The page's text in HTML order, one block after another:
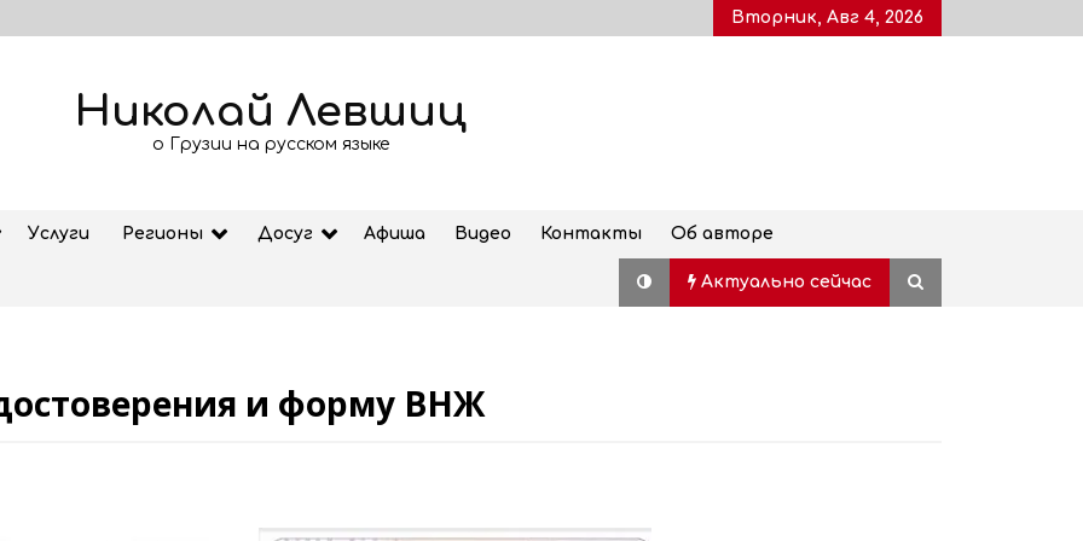
Вторник, Авг 4, 2026
Николай Левшиц
о Грузии на русском языке
Услуги Регионы Досуг Афиша Видео Контакты Об авторе
Актуально сейчас
Рубрика «Азбука Грузии»: дзеоба
Старт продажи билетов на
и форму ВНЖ